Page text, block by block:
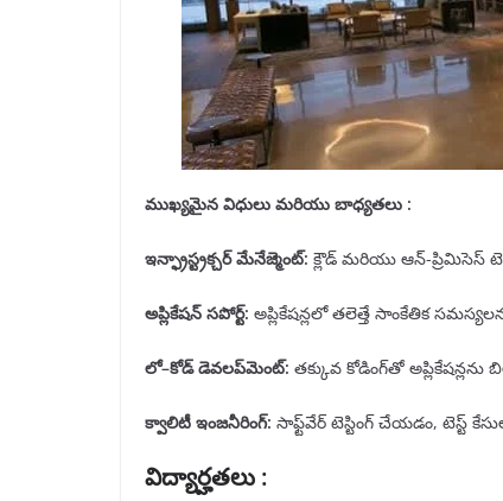
ముఖ్యమైన విధులు మరియు బాధ్యతలు :
ఇన్ఫ్రాస్ట్రక్చర్ మేనేజ్మెంట్: క్లౌడ్ మరియు ఆన్-ప్రిమిసెస్
అప్లికేషన్ సపోర్ట్: అప్లికేషన్లలో తలెత్తే సాంకేతిక
లో–కోడ్ డెవలప్మెంట్: తక్కువ కోడింగ్‌తో
క్వాలిటీ ఇంజనీరింగ్: సాఫ్ట్‌వేర్ టెస్టింగ్ చేయడం, టెస్ట్
విద్యార్హతలు :